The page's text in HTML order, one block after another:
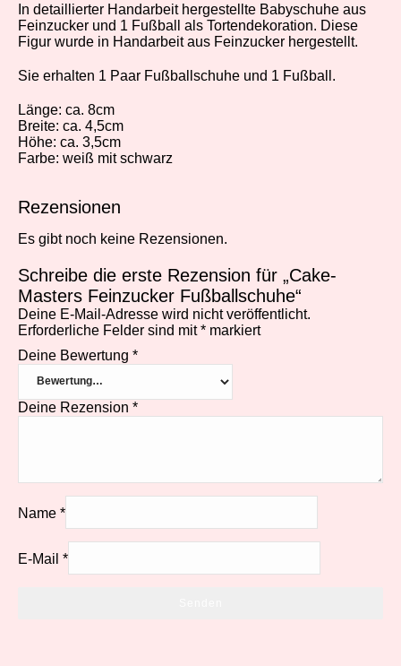
In detaillierter Handarbeit hergestellte Babyschuhe aus
Feinzucker und 1 Fußball als Tortendekoration. Diese
Figur wurde in Handarbeit aus Feinzucker hergestellt.
Sie erhalten 1 Paar Fußballschuhe und 1 Fußball.
Länge: ca. 8cm
Breite: ca. 4,5cm
Höhe: ca. 3,5cm
Farbe: weiß mit schwarz
Rezensionen
Es gibt noch keine Rezensionen.
Schreibe die erste Rezension für „Cake-
Masters Feinzucker Fußballschuhe“
Deine E-Mail-Adresse wird nicht veröffentlicht.
Erforderliche Felder sind mit* markiert
Deine Bewertung *
Deine Rezension *
Name *
E-Mail *